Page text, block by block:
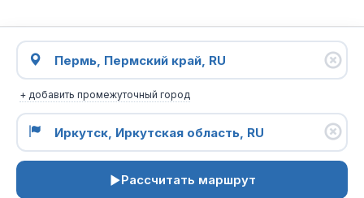
+ добавить промежуточный город
Рассчитать маршрут